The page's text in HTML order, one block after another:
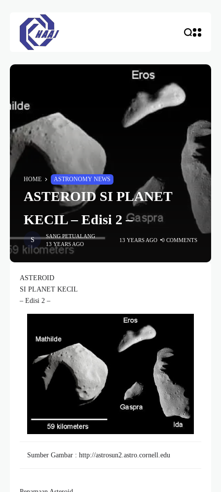
HOME ASTRONOMY NEWS
ASTEROID SI PLANET
KECIL – Edisi 2 –
SANG PETUALANG
13 YEARS AGO
13 YEARS AGO 0 COMMENTS
ASTEROID
SI PLANET KECIL
– Edisi 2 –
Sumber Gambar : http://astrosun2.astro.cornell.edu